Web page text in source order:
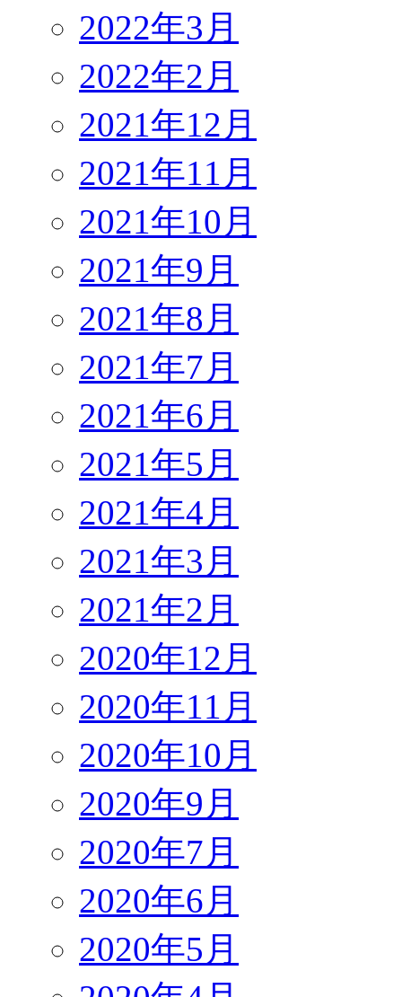
2022年3月
2022年2月
2021年12月
2021年11月
2021年10月
2021年9月
2021年8月
2021年7月
2021年6月
2021年5月
2021年4月
2021年3月
2021年2月
2020年12月
2020年11月
2020年10月
2020年9月
2020年7月
2020年6月
2020年5月